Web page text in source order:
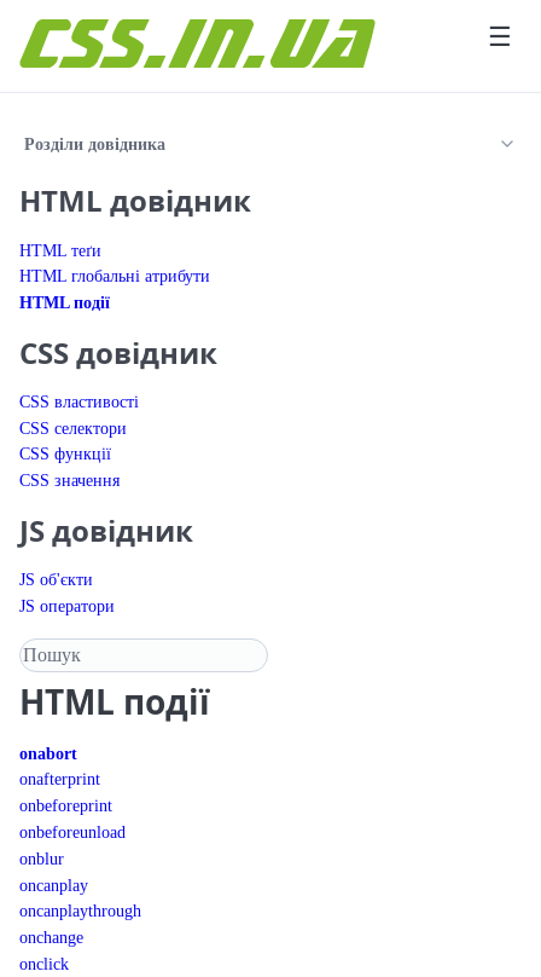
☰
Розділи довідника
HTML довідник
HTML теґи
HTML глобальні атрибути
HTML події
CSS довідник
CSS властивості
CSS селектори
CSS функції
CSS значення
JS довідник
JS об'єкти
JS оператори
Пошук у довіднику
HTML події
onabort
onafterprint
onbeforeprint
onbeforeunload
onblur
oncanplay
oncanplaythrough
onchange
onclick